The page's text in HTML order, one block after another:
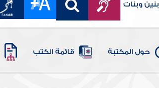
بنين وبنات
حول المكتبة قائمة الكتب